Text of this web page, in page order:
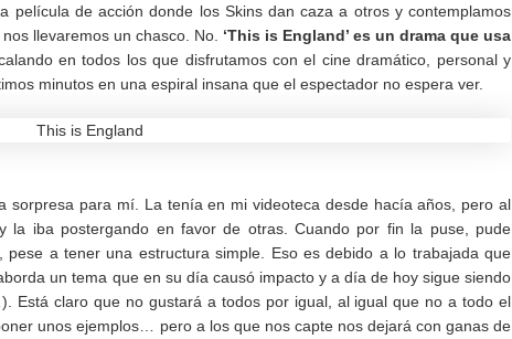
película de acción donde los Skins dan caza a otros y contemplamos
llevaremos un chasco. No. ‘This is England’ es un drama que usa
en todos los que disfrutamos con el cine dramático, personal y
minutos en una espiral insana que el espectador no espera ver.
sorpresa para mí. La tenía en mi videoteca desde hacía años, pero al
la iba postergando en favor de otras. Cuando por fin la puse, pude
a tener una estructura simple. Eso es debido a lo trabajada que
un tema que en su día causó impacto y a día de hoy sigue siendo
Está claro que no gustará a todos por igual, al igual que no a todo el
unos ejemplos… pero a los que nos capte nos dejará con ganas de